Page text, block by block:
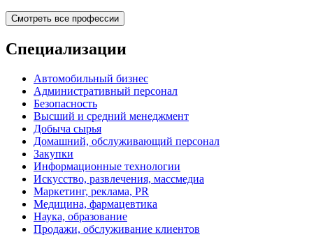
Смотреть все профессии
Специализации
Автомобильный бизнес
Административный персонал
Безопасность
Высший и средний менеджмент
Добыча сырья
Домашний, обслуживающий персонал
Закупки
Информационные технологии
Искусство, развлечения, массмедиа
Маркетинг, реклама, PR
Медицина, фармацевтика
Наука, образование
Продажи, обслуживание клиентов